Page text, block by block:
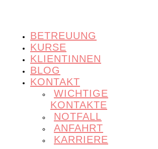
BETREUUNG
KURSE
KLIENTINNEN
BLOG
KONTAKT
WICHTIGE
KONTAKTE
NOTFALL
ANFAHRT
KARRIERE